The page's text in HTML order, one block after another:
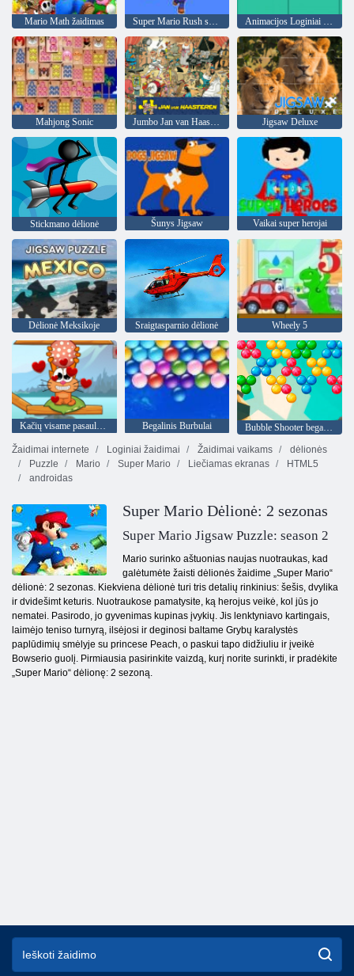
Mario Math žaidimas Super Mario Rush skirtumas Animacijos Loginiai žaidimai
Mahjong Sonic Jumbo Jan van Haasteren Jigsaw Deluxe
Stickmano dėlionė Šunys Jigsaw Vaikai super herojai
Dėlionė Meksikoje Sraigtasparnio dėlionė Wheely 5
Kačių visame pasaulyje - Alpių ežerų Begalinis Burbulai
Žaidimai internete
Loginiai žaidimai Žaidimai vaikams
dėlionės
Puzzle
Mario Super Mario Liečiamas ekranas
HTML5
androidas
Super Mario Dėlionė: 2 sezonas
Super Mario Jigsaw Puzzle: season 2
Mario surinko aštuonias naujas nuotraukas, kad
galėtumėte žaisti dėlionės žaidime „Super Mario“
dėlionė: 2 sezonas. Kiekviena dėlionė turi tris detalių rinkinius: šešis, dvylika
ir dvidešimt keturis. Nuotraukose pamatysite, ką herojus veikė, kol jūs jo
nematei. Pasirodo, jo gyvenimas kupinas įvykių. Jis lenktyniavo kartingais,
laimėjo teniso turnyrą, ilsėjosi ir deginosi baltame Grybų karalystės
paplūdimių smėlyje su princese Peach, o paskui tapo didžiuliu ir įveikė
Bowserio guolį. Pirmiausia pasirinkite vaizdą, kurį norite surinkti, ir pradėkite
„Super Mario“ dėlionę: 2 sezoną.